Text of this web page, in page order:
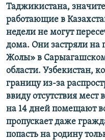
Таджикистана,
работающие в
недели не могут
дома. Они застряли на
Жолы» в
области. Узбекистан,
границу из-за
ввиду отсутствия
на 14 дней помещают
пропускает даже
попасть на родину